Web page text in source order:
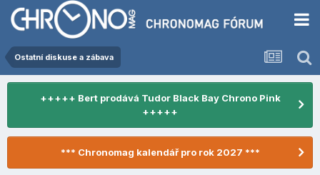
Ostatní diskuse a zábava
+++++ Bert prodává Tudor Black Bay Chrono Pink
+++++
*** Chronomag kalendář pro rok 2027 ***